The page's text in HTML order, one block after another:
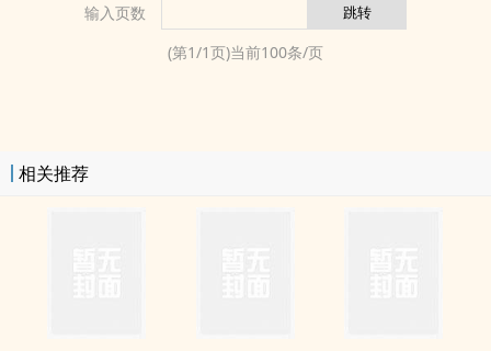
输入页数
(第1/1页)当前100条/页
相关推荐